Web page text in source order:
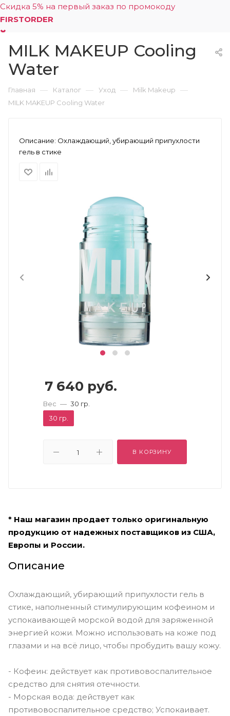
Скидка 5% на первый заказ по промокоду
FIRSTORDER
0
MILK MAKEUP Cooling
Water
Главная — Каталог — Уход — Milk Makeup —
MILK MAKEUP Cooling Water
Описание: Охлаждающий, убирающий припухлости
гель в стике
7 640 руб.
Вес — 30 гр.
30 гр.
В КОРЗИНУ
* Наш магазин продает только оригинальную
продукцию от надежных поставщиков из США,
Европы и России.
Описание
Охлаждающий, убирающий припухлости гель в
стике, наполненный стимулирующим кофеином и
успокаивающей морской водой для заряженной
энергией кожи. Можно использовать на коже под
глазами и на всё лицо, чтобы пробудить вашу кожу.
- Кофеин: действует как противовоспалительное
средство для снятия отечности.
- Морская вода: действует как
противовоспалительное средство; Успокаивает.